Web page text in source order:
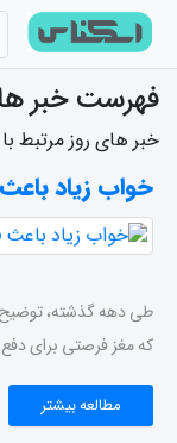
فهرست خبر
خبر های روز مرتبط
خواب زیاد
طی دهه گذشته، توضیح
که مغز فرصتی برای دفع
مطالعه بیشتر